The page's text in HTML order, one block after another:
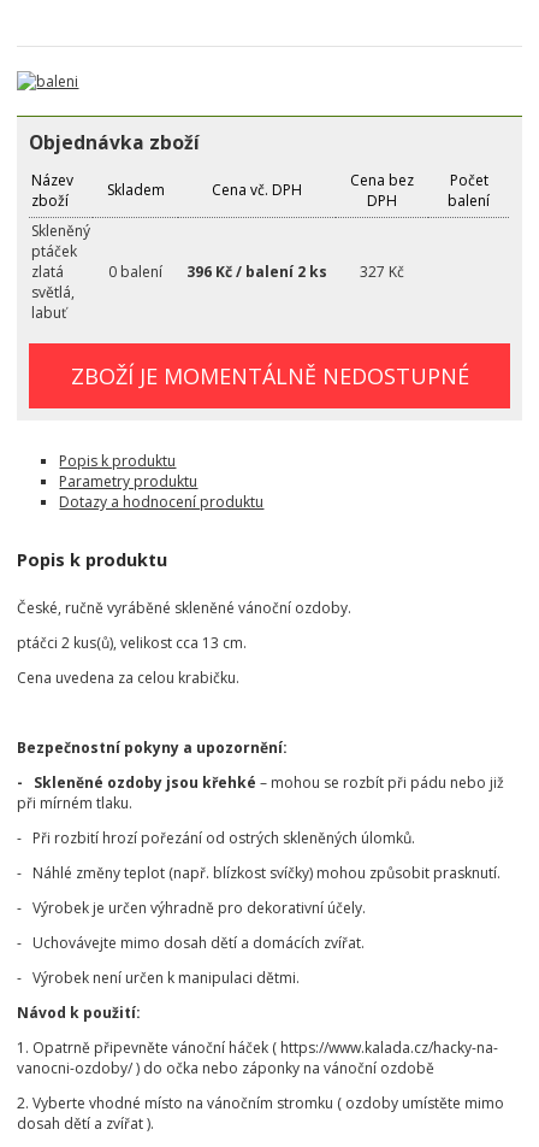
Objednávka zboží
Název
zboží
Skladem Cena vč. DPH
Cena bez
DPH
Počet
balení
Skleněný
ptáček
zlatá
světlá,
labuť
0 balení 396 Kč / balení 2 ks 327 Kč
ZBOŽÍ JE MOMENTÁLNĚ NEDOSTUPNÉ
Popis k produktu
Parametry produktu
Dotazy a hodnocení produktu
Popis k produktu
České, ručně vyráběné skleněné vánoční ozdoby.
ptáčci 2 kus(ů), velikost cca 13 cm.
Cena uvedena za celou krabičku.
Bezpečnostní pokyny a upozornění:
- Skleněné ozdoby jsou křehké – mohou se rozbít při pádu nebo již
při mírném tlaku.
- Při rozbití hrozí pořezání od ostrých skleněných úlomků.
- Náhlé změny teplot (např. blízkost svíčky) mohou způsobit prasknutí.
- Výrobek je určen výhradně pro dekorativní účely.
- Uchovávejte mimo dosah dětí a domácích zvířat.
- Výrobek není určen k manipulaci dětmi.
Návod k použití:
1. Opatrně připevněte vánoční háček ( https://www.kalada.cz/hacky-na-
vanocni-ozdoby/ ) do očka nebo záponky na vánoční ozdobě
2. Vyberte vhodné místo na vánočním stromku ( ozdoby umístěte mimo
dosah dětí a zvířat ).